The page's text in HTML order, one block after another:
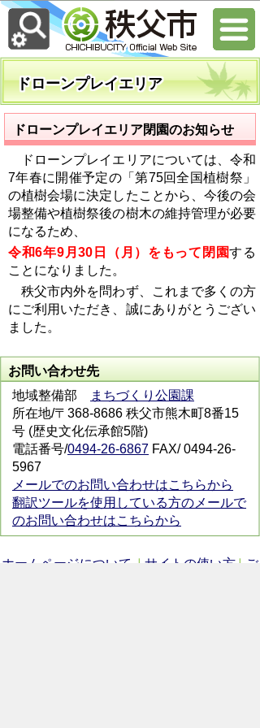
ドローンプレイエリア
ドローンプレイエリア閉園のお知らせ
ドローンプレイエリアについては、令和
7年春に開催予定の「第75回全国植樹祭」
の植樹会場に決定したことから、今後の会
場整備や植樹祭後の樹木の維持管理が必要
になるため、
令和6年9月30日（月）をもって閉園する
ことになりました。
秩父市内外を問わず、これまで多くの方
にご利用いただき、誠にありがとうござい
ました。
お問い合わせ先
地域整備部
まちづくり公園課
所在地/〒368-8686 秩父市熊木町8番15
号 (歴史文化伝承館5階)
電話番号/0494-26-6867 FAX/ 0494-26-
5967
メールでのお問い合わせはこちらから
翻訳ツールを使用している方のメールで
のお問い合わせはこちらから
ホームページについて サイトの使い方
ご